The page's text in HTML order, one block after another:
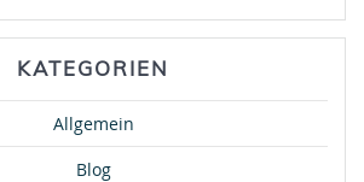
KATEGORIEN
Allgemein
Blog